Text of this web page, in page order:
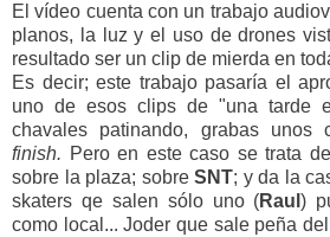
El vídeo cuenta con un trabajo
planos, la luz y el uso de drones
resultado ser un clip de mierda en
Es decir; este trabajo pasaría el
uno de esos clips de "una tarde
chavales patinando, grabas unos
finish. Pero en este caso se trata
sobre la plaza; sobre SNT; y da la
skaters qe salen sólo uno (Raul )
como local... Joder que sale peña